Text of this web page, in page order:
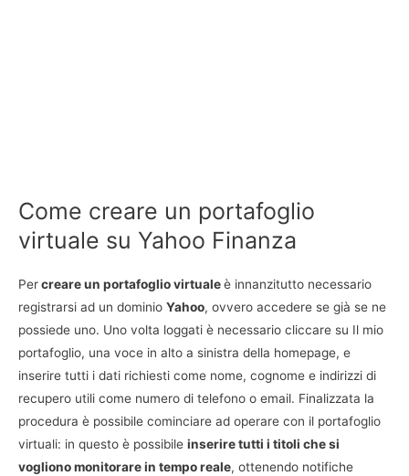
Come creare un portafoglio
virtuale su Yahoo Finanza
Percreare un portafoglio virtualeè innanzitutto necessario
registrarsi ad un dominio Yahoo, ovvero accedere se già se ne
possiede uno. Uno volta loggati è necessario cliccare su Il mio
portafoglio, una voce in alto a sinistra della homepage, e
inserire tutti i dati richiesti come nome, cognome e indirizzi di
recupero utili come numero di telefono o email. Finalizzata la
procedura è possibile cominciare ad operare con il portafoglio
virtuali: in questo è possibile inserire tutti i titoli che si
vogliono monitorare in tempo reale, ottenendo notifiche